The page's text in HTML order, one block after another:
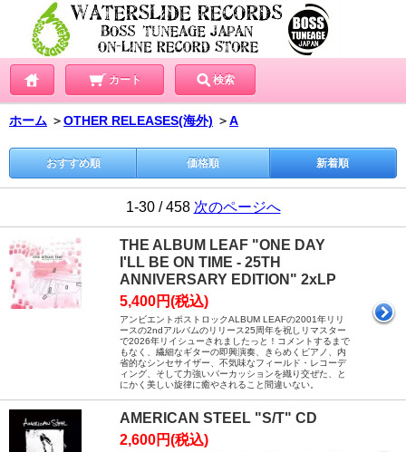
カート 検索
ホーム ＞OTHER RELEASES(海外) ＞A
おすすめ順 価格順 新着順
1-30 / 458 次のページへ
THE ALBUM LEAF "ONE DAY
I'LL BE ON TIME - 25TH
ANNIVERSARY EDITION" 2xLP
5,400円(税込)
アンビエントポストロックALBUM LEAFの2001年リリ
ースの2ndアルバムのリリース25周年を祝しリマスター
で2026年リイシューされましたっと！コメントするまで
もなく、繊細なギターの即興演奏、きらめくピアノ、内
省的なシンセサイザー、不気味なフィールド・レコーデ
ィング、そして力強いパーカッションを織り交ぜた、と
にかく美しい旋律に癒やされること間違いない。
AMERICAN STEEL "S/T" CD
2,600円(税込)